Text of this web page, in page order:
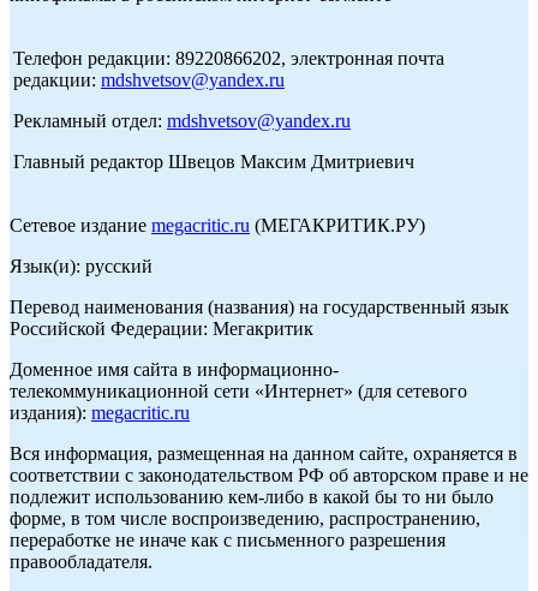
Телефон редакции: 89220866202, электронная почта
редакции: mdshvetsov@yandex.ru
Рекламный отдел: mdshvetsov@yandex.ru
Главный редактор Швецов Максим Дмитриевич
Сетевое издание megacritic.ru (МЕГАКРИТИК.РУ)
Язык(и): русский
Перевод наименования (названия) на государственный язык
Российской Федерации: Мегакритик
Доменное имя сайта в информационно-
телекоммуникационной сети «Интернет» (для сетевого
издания): megacritic.ru
Вся информация, размещенная на данном сайте, охраняется в
соответствии с законодательством РФ об авторском праве и не
подлежит использованию кем-либо в какой бы то ни было
форме, в том числе воспроизведению, распространению,
переработке не иначе как с письменного разрешения
правообладателя.